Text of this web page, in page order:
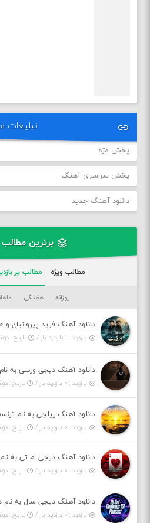
تبلیغات
پخش مژه
پخش سراسری آهنگ
دانلود آهنگ جدید
برترین
مطالب ویژه مطالب پر
روزانه هفتگی
دانلود آهنگ فرید پیروانیان و
بازدید : ۱ بازدید بار /
تاریخ : دوشنبه ۱۲
دانلود آهنگ دیجی ورسی به نام الکل ۸
بازدید : ۰ بازدید بار /
تاریخ : دوشنبه ۱۲
دانلود آهنگ ریلجی به نام ترنسفورم ۱۶۰
بازدید : ۰ بازدید بار /
تاریخ : دوشنبه ۱۲
دانلود آهنگ دیجی ام تی به
بازدید : ۰ بازدید بار /
تاریخ : دوشنبه ۱۲
دانلود آهنگ دیجی سال به نام
بازدید : ۰ بازدید بار /
تاریخ : دوشنبه ۱۲